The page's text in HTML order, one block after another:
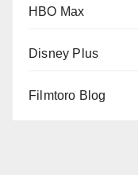
HBO Max
Disney Plus
Filmtoro Blog